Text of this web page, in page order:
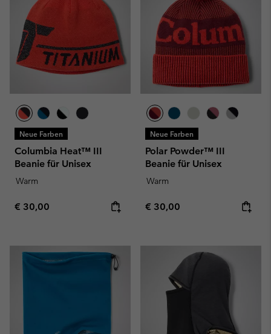
Neue Farben
Columbia Heat™ III
Beanie für Unisex
Warm
Regular price:
€ 30,00
Neue Farben
Polar Powder™ III
Beanie für Unisex
Warm
Regular price:
€ 30,00